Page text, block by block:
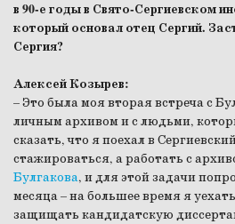
в 90-е годы в Свято-Сергиевском
который основал отец Сергий.
Сергия?
Алексей Козырев:
– Это была моя вторая встреча с
личным архивом и с людьми,
сказать, что я поехал в
стажироваться, а работать с
Булгакова, и для этой задачи
месяца – на большее время я
защищать кандидатскую